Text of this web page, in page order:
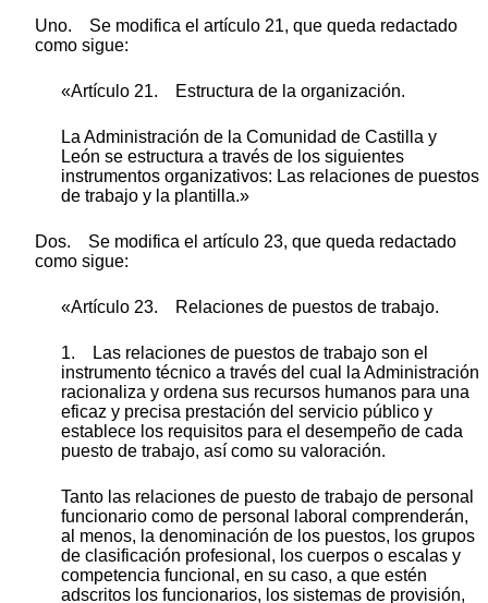
Uno. Se modifica el artículo 21, que queda redactado
como sigue:
«Artículo 21. Estructura de la organización.
La Administración de la Comunidad de Castilla y
León se estructura a través de los siguientes
instrumentos organizativos: Las relaciones de puestos
de trabajo y la plantilla.»
Dos. Se modifica el artículo 23, que queda redactado
como sigue:
«Artículo 23. Relaciones de puestos de trabajo.
1. Las relaciones de puestos de trabajo son el
instrumento técnico a través del cual la Administración
racionaliza y ordena sus recursos humanos para una
eficaz y precisa prestación del servicio público y
establece los requisitos para el desempeño de cada
puesto de trabajo, así como su valoración.
Tanto las relaciones de puesto de trabajo de personal
funcionario como de personal laboral comprenderán,
al menos, la denominación de los puestos, los grupos
de clasificación profesional, los cuerpos o escalas y
competencia funcional, en su caso, a que estén
adscritos los funcionarios, los sistemas de provisión,